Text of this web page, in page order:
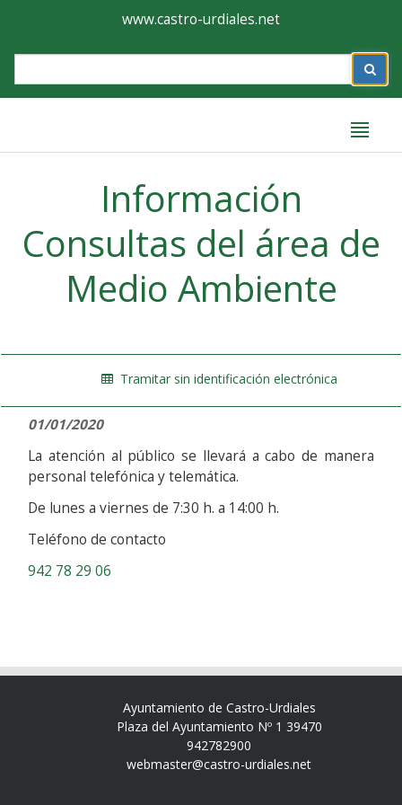
Ayuntamiento
de
Castro-
www.castro-urdiales.net
Información
Consultas del área de
Medio Ambiente
Tramitar sin identificación electrónica
01/01/2020
La atención al público se llevará a cabo de manera
personal telefónica y telemática.
De lunes a viernes de 7:30 h. a 14:00 h.
Teléfono de contacto
942 78 29 06
Ayuntamiento de Castro-Urdiales
Plaza del Ayuntamiento Nº 1 39470
942782900
webmaster@castro-urdiales.net